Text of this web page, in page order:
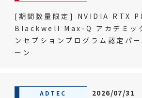
[期間数量限定] NVIDIA RTX
Blackwell Max-Q アカデミッ
ンセプションプログラム認定パ
ーン
ADTEC 2026/07/31